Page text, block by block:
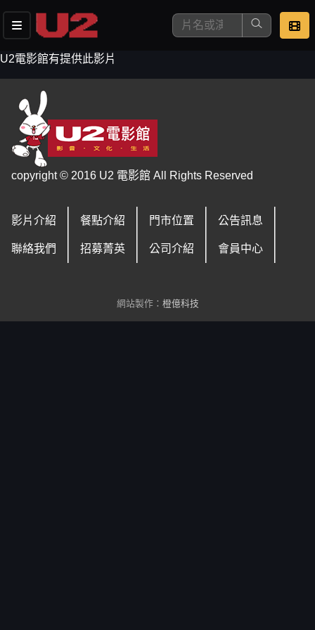
去敲定看片時間
U2電影館有提供此影片
copyright © 2016 U2 電影館 All Rights Reserved
影片介紹 餐點介紹 門市位置 公告訊息
聯絡我們 招募菁英 公司介紹 會員中心
網站製作： 橙億科技